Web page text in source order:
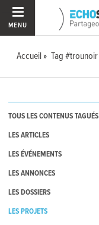
MENU
Accueil Tag #trounoir
TOUS LES CONTENUS TAGUÉS
LES ARTICLES
LES ÉVÉNEMENTS
LES ANNONCES
LES DOSSIERS
LES PROJETS